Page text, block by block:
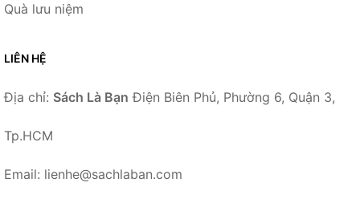
Quà lưu niệm
LIÊN HỆ
Địa chỉ: Sách Là Bạn Điện Biên Phủ, Phường 6, Quận 3,
Tp.HCM
Email: lienhe@sachlaban.com